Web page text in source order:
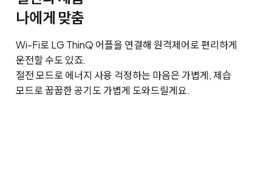
나에게 맞춤
Wi-Fi로 LG ThinQ 어플을 연결해 원격제어로 편리하게
운전할 수도 있죠.
절전 모드로 에너지 사용 걱정하는 마음은 가볍게, 제습
모드로 꿉꿉한 공기도 가볍게 도와드릴게요.